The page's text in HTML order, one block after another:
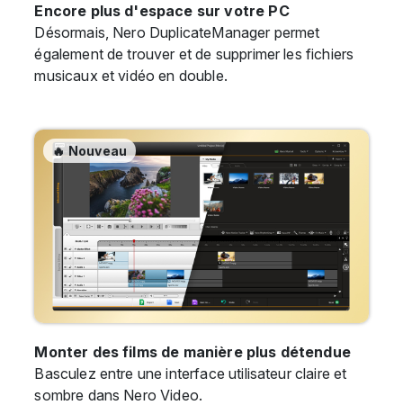
Encore plus d'espace sur votre PC
Désormais, Nero DuplicateManager permet
également de trouver et de supprimer les fichiers
musicaux et vidéo en double.
🔥 Nouveau
Monter des films de manière plus détendue
Basculez entre une interface utilisateur claire et
sombre dans Nero Video.